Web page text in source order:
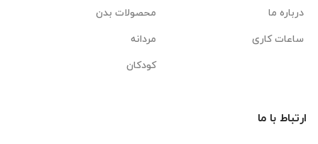
درباره ما
ساعات کاری
محصولات بدن
مردانه
کودکان
ارتباط با ما